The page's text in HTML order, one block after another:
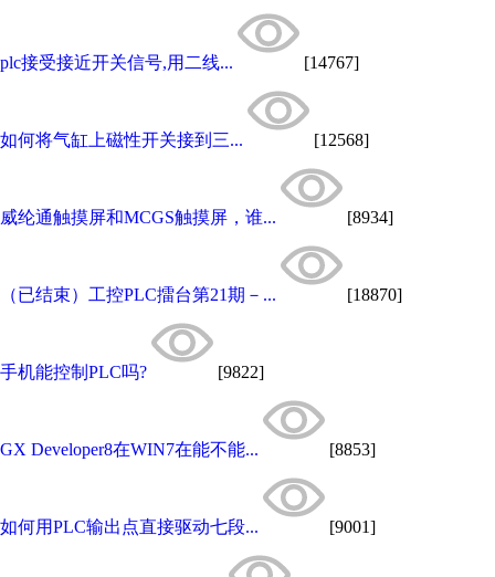
plc接受接近开关信号,用二线... [14767]
如何将气缸上磁性开关接到三... [12568]
威纶通触摸屏和MCGS触摸屏，谁... [8934]
（已结束）工控PLC擂台第21期－... [18870]
手机能控制PLC吗? [9822]
GX Developer8在WIN7在能不能... [8853]
如何用PLC输出点直接驱动七段... [9001]